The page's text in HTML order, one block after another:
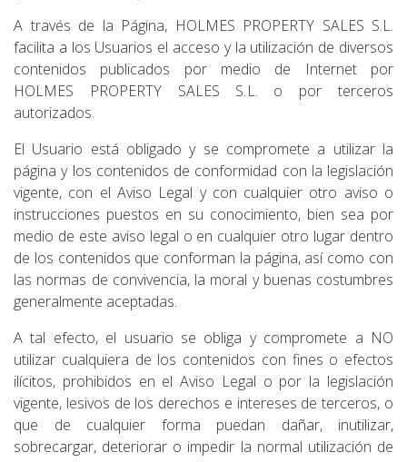
A través de la Página, HOLMES PROPERTY SALES S.L.
facilita a los Usuarios el acceso y la utilización de diversos
contenidos publicados por medio de Internet por
HOLMES PROPERTY SALES S.L. o por terceros
autorizados.
El Usuario está obligado y se compromete a utilizar la
página y los contenidos de conformidad con la legislación
vigente, con el Aviso Legal y con cualquier otro aviso o
instrucciones puestos en su conocimiento, bien sea por
medio de este aviso legal o en cualquier otro lugar dentro
de los contenidos que conforman la página, así como con
las normas de convivencia, la moral y buenas costumbres
generalmente aceptadas.
A tal efecto, el usuario se obliga y compromete a NO
utilizar cualquiera de los contenidos con fines o efectos
ilícitos, prohibidos en el Aviso Legal o por la legislación
vigente, lesivos de los derechos e intereses de terceros, o
que de cualquier forma puedan dañar, inutilizar,
sobrecargar, deteriorar o impedir la normal utilización de